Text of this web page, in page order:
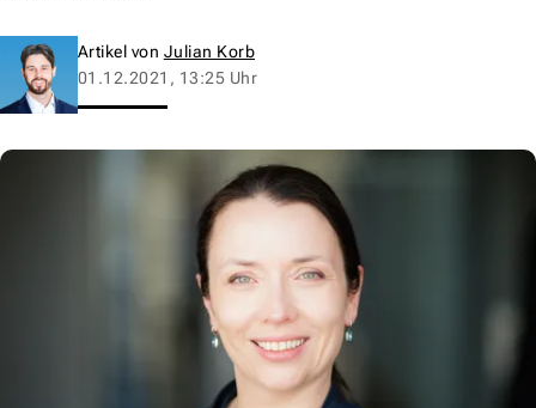
Artikel von Julian Korb
01.12.2021, 13:25 Uhr